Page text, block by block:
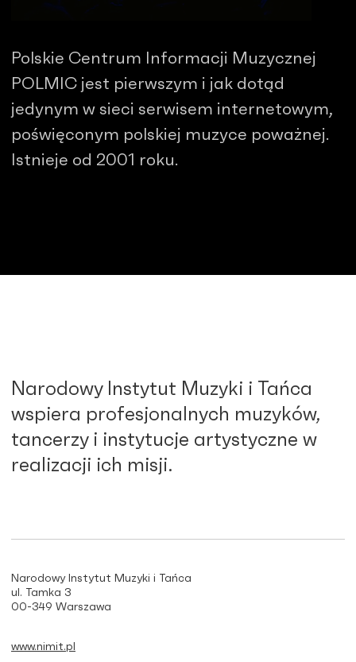
Polskie Centrum Informacji Muzycznej
POLMIC jest pierwszym i jak dotąd
jedynym w sieci serwisem internetowym,
poświęconym polskiej muzyce poważnej.
Istnieje od 2001 roku.
Narodowy Instytut Muzyki i Tańca
wspiera profesjonalnych muzyków,
tancerzy i instytucje artystyczne w
realizacji ich misji.
Narodowy Instytut Muzyki i Tańca
ul. Tamka 3
00-349 Warszawa
www.nimit.pl